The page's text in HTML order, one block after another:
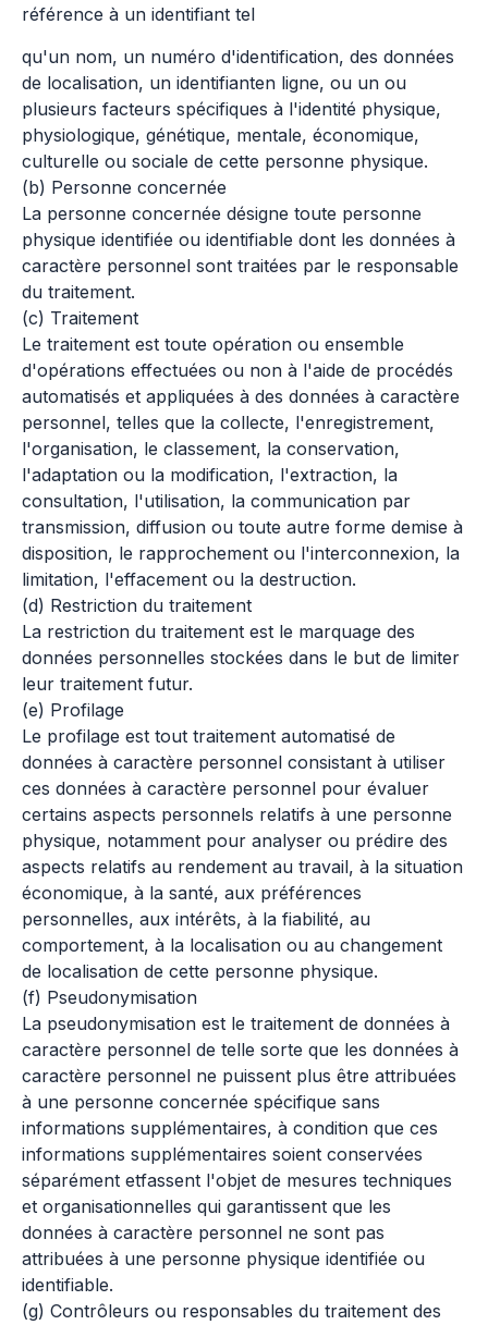
référence à un identifiant tel
qu'un nom, un numéro d'identification, des données
de localisation, un identifianten ligne, ou un ou
plusieurs facteurs spécifiques à l'identité physique,
physiologique, génétique, mentale, économique,
culturelle ou sociale de cette personne physique.
(b) Personne concernée
La personne concernée désigne toute personne
physique identifiée ou identifiable dont les données à
caractère personnel sont traitées par le responsable
du traitement.
(c) Traitement
Le traitement est toute opération ou ensemble
d'opérations effectuées ou non à l'aide de procédés
automatisés et appliquées à des données à caractère
personnel, telles que la collecte, l'enregistrement,
l'organisation, le classement, la conservation,
l'adaptation ou la modification, l'extraction, la
consultation, l'utilisation, la communication par
transmission, diffusion ou toute autre forme demise à
disposition, le rapprochement ou l'interconnexion, la
limitation, l'effacement ou la destruction.
(d) Restriction du traitement
La restriction du traitement est le marquage des
données personnelles stockées dans le but de limiter
leur traitement futur.
(e) Profilage
Le profilage est tout traitement automatisé de
données à caractère personnel consistant à utiliser
ces données à caractère personnel pour évaluer
certains aspects personnels relatifs à une personne
physique, notamment pour analyser ou prédire des
aspects relatifs au rendement au travail, à la situation
économique, à la santé, aux préférences
personnelles, aux intérêts, à la fiabilité, au
comportement, à la localisation ou au changement
de localisation de cette personne physique.
(f) Pseudonymisation
La pseudonymisation est le traitement de données à
caractère personnel de telle sorte que les données à
caractère personnel ne puissent plus être attribuées
à une personne concernée spécifique sans
informations supplémentaires, à condition que ces
informations supplémentaires soient conservées
séparément etfassent l'objet de mesures techniques
et organisationnelles qui garantissent que les
données à caractère personnel ne sont pas
attribuées à une personne physique identifiée ou
identifiable.
(g) Contrôleurs ou responsables du traitement des